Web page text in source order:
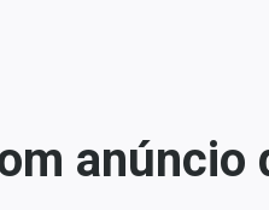
anúncio